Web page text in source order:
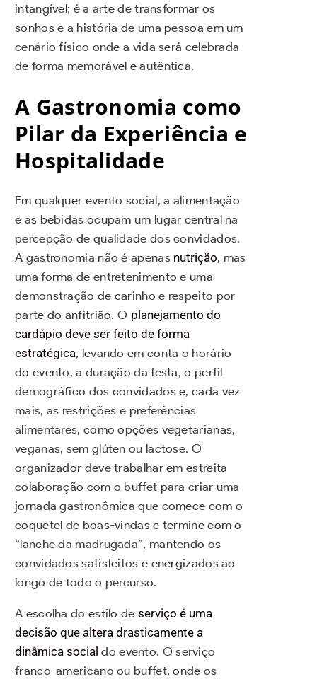
intangível; é a arte de transformar os
sonhos e a história de uma pessoa em um
cenário físico onde a vida será celebrada
de forma memorável e autêntica.
A Gastronomia como
Pilar da Experiência e
Hospitalidade
Em qualquer evento social, a alimentação
e as bebidas ocupam um lugar central na
percepção de qualidade dos convidados.
A gastronomia não é apenas nutrição, mas
uma forma de entretenimento e uma
demonstração de carinho e respeito por
parte do anfitrião. O planejamento do
cardápio deve ser feito de forma
estratégica, levando em conta o horário
do evento, a duração da festa, o perfil
demográfico dos convidados e, cada vez
mais, as restrições e preferências
alimentares, como opções vegetarianas,
veganas, sem glúten ou lactose. O
organizador deve trabalhar em estreita
colaboração com o buffet para criar uma
jornada gastronômica que comece com o
coquetel de boas-vindas e termine com o
“lanche da madrugada”, mantendo os
convidados satisfeitos e energizados ao
longo de todo o percurso.
A escolha do estilo de serviço é uma
decisão que altera drasticamente a
dinâmica social do evento. O serviço
franco-americano ou buffet, onde os